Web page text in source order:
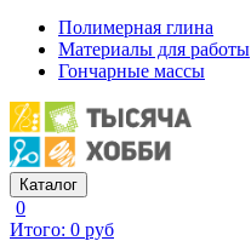
Полимерная глина
Материалы для работы
Гончарные массы
Каталог
0
Итого: 0 руб